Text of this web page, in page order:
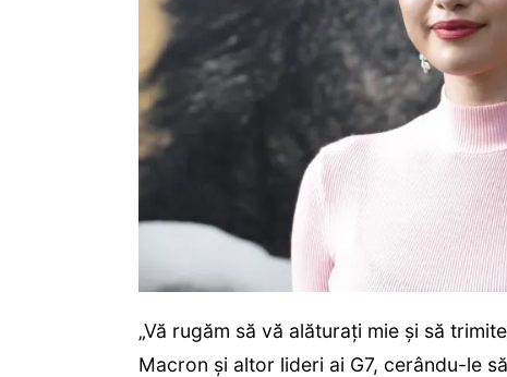
„Vă rugăm să vă alăturați mie și să
Macron și altor lideri ai G7, cerându-le